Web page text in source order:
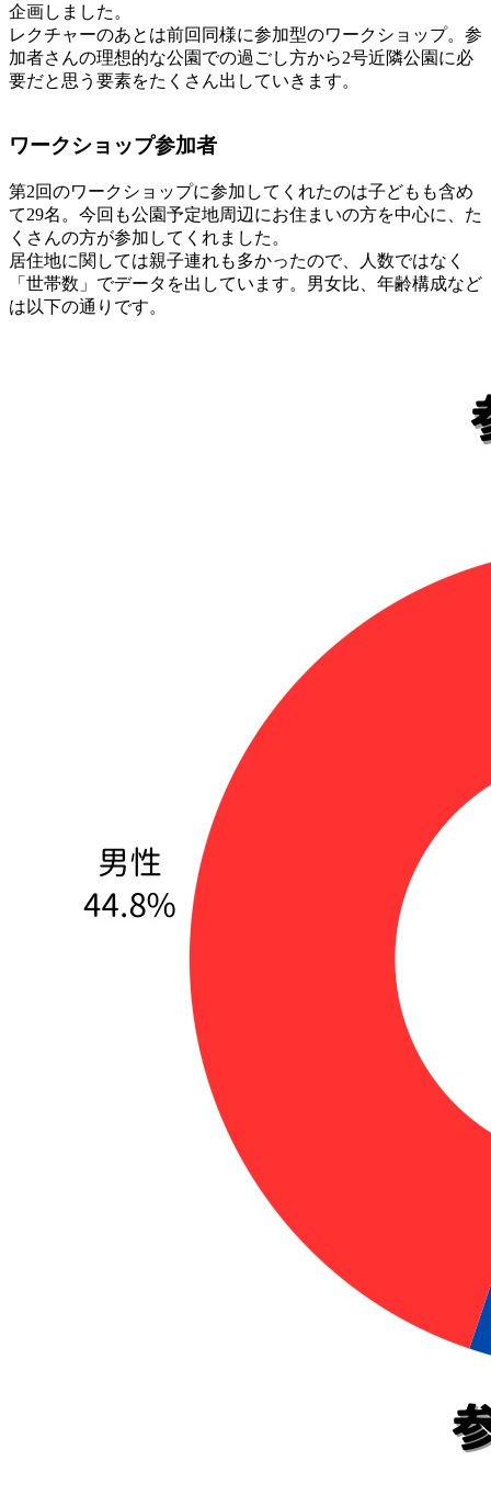
企画しました。
レクチャーのあとは前回同様に参加型のワークショップ。参
加者さんの理想的な公園での過ごし方から2号近隣公園に必
要だと思う要素をたくさん出していきます。
ワークショップ参加者
第2回のワークショップに参加してくれたのは子どもも含め
て29名。今回も公園予定地周辺にお住まいの方を中心に、た
くさんの方が参加してくれました。
居住地に関しては親子連れも多かったので、人数ではなく
「世帯数」でデータを出しています。男女比、年齢構成など
は以下の通りです。